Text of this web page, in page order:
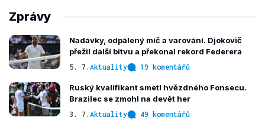
Zprávy
Nadávky, odpálený míč a varování. Djokovič
přežil další bitvu a překonal rekord Federera
5. 7. Aktuality 19 komentářů
Ruský kvalifikant smetl hvězdného Fonsecu.
Brazilec se zmohl na devět her
3. 7. Aktuality 49 komentářů